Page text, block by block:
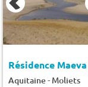
Résidence
Aquitaine- Moliets